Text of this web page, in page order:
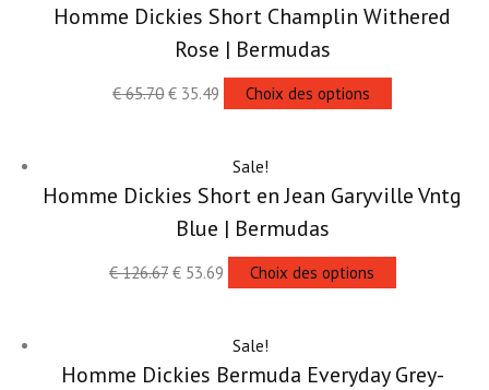
Homme Dickies Short Champlin Withered
Rose | Bermudas
€65.70 € 35.49 Choix des options
Sale!
Homme Dickies Short en Jean Garyville Vntg
Blue | Bermudas
€126.67 €53.69 Choix des options
Sale!
Homme Dickies Bermuda Everyday Grey-